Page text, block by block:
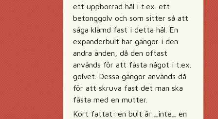
ett uppborrad hål i t.ex. ett
betonggolv och som sitter så att
säga klämd fast i detta hål. En
expanderbult har gängor i den
andra änden, då den oftast
används för att fästa något i t.ex.
golvet. Dessa gängor används då
för att skruva fast det man ska
fästa med en mutter.
Kort fattat: en bult är _inte_ en